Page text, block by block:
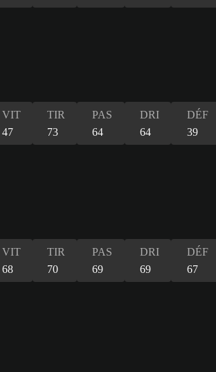
VIT
47
TIR
73
PAS
64
DRI
64
DÉF
39
VIT
68
TIR
70
PAS
69
DRI
69
DÉF
67